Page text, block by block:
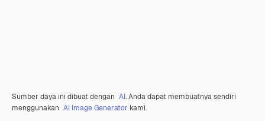
Sumber daya ini dibuat dengan AI. Anda dapat membuatnya sendiri
menggunakan AI Image Generator kami.